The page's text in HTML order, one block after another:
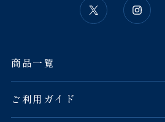
商品一覧
ご利用ガイド